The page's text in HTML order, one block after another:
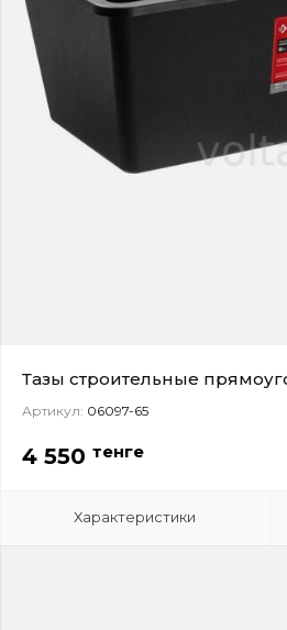
Тазы строительные
Артикул: 06097-65
4 550 тенге
Характеристики